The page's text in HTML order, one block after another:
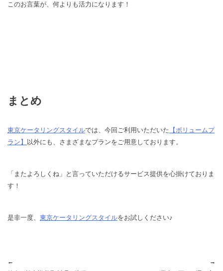
このお言葉が、何よりも活力になります！
まとめ
東京ケータリングスタイルでは、今回ご利用いただいた 【ボリュームプ
ラン】
以外にも、さまざまなプランをご用意しております。
「またよろしくね」と言っていただけるサービス提供を心掛けておりま
す！
是非一度、 東京ケータリングスタイルをお試しください♪
投
←
→